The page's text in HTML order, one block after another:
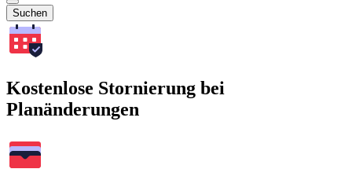
Suchen
Kostenlose Stornierung bei
Planänderungen